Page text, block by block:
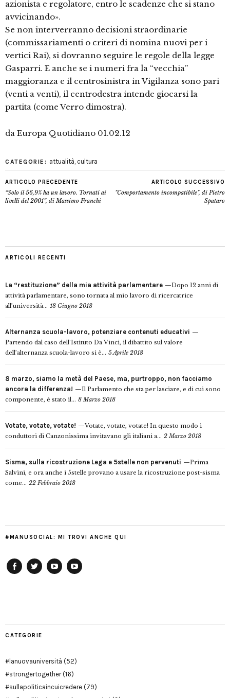
azionista e regolatore, entro le scadenze che si stano
avvicinando».
Se non interverranno decisioni straordinarie
(commissariamenti o criteri di nomina nuovi per i
vertici Rai), si dovranno seguire le regole della legge
Gasparri. E anche se i numeri fra la “vecchia”
maggioranza e il centrosinistra in Vigilanza sono pari
(venti a venti), il centrodestra intende giocarsi la
partita (come Verro dimostra).
da Europa Quotidiano 01.02.12
CATEGORIE: attualità, cultura
ARTICOLO PRECEDENTE
“Solo il 56,9% ha un lavoro. Tornati ai
livelli del 2001”, di Massimo Franchi
ARTICOLO SUCCESSIVO
"Comportamento incompatibile", di Pietro
Spataro
ARTICOLI RECENTI
La “restituzione” della mia attività parlamentare
Dopo 12 anni di
attività parlamentare, sono tornata al mio lavoro di ricercatrice
all’università... 18 Giugno 2018
Alternanza scuola-lavoro, potenziare contenuti educativi
Partendo dal caso dell’Istituto Da Vinci, il dibattito sul valore
dell’alternanza scuola-lavoro si è... 5 Aprile 2018
8 marzo, siamo la metà del Paese, ma, purtroppo, non facciamo
ancora la differenza!
Il Parlamento che sta per lasciare, e di cui sono
componente, è stato il... 8 Marzo 2018
Votate, votate, votate!
Votate, votate, votate! In questo modo i
conduttori di Canzonissima invitavano gli italiani a... 2 Marzo 2018
Sisma, sulla ricostruzione Lega e 5stelle non pervenuti
Prima
Salvini, e ora anche i 5stelle provano a usare la ricostruzione post-sisma
come... 22 Febbraio 2018
#MANUSOCIAL: MI TROVI ANCHE QUI
CATEGORIE
#lanuovauniversità (52)
#strongertogether(16)
#sullapoliticaincuicredere (79)